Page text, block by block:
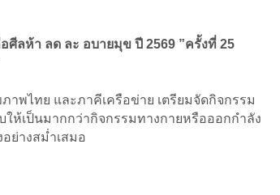
ลห้า ลด ละ อบายมุข ปี 2569 ”ครั้งที่ 25
าพไทย และภาคีเครือข่าย เตรียมจัดกิจกรรม
ห้เป็นมากกว่ากิจกรรมทางกายหรือออกกำลัง
ย่างสม่ำเสมอ